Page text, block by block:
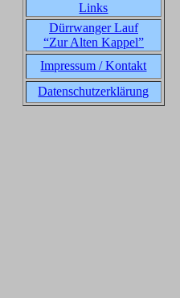
Links
Dürrwanger Lauf
“Zur Alten Kappel”
Impressum / Kontakt
Datenschutzerklärung